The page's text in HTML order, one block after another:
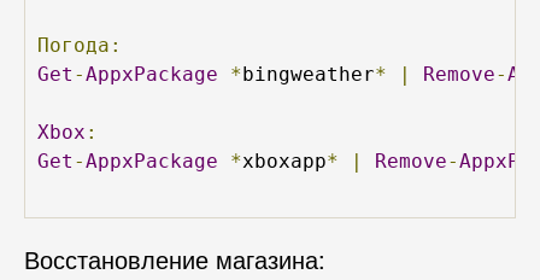
Погода:
Get -AppxPackage *bingweather* | Remove-
Xbox :
Get -AppxPackage *xboxapp* | Remove-
Восстановление магазина: